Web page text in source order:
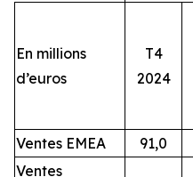
En millions
d’euros
T4
2024
Ventes EMEA 91,0
Ventes